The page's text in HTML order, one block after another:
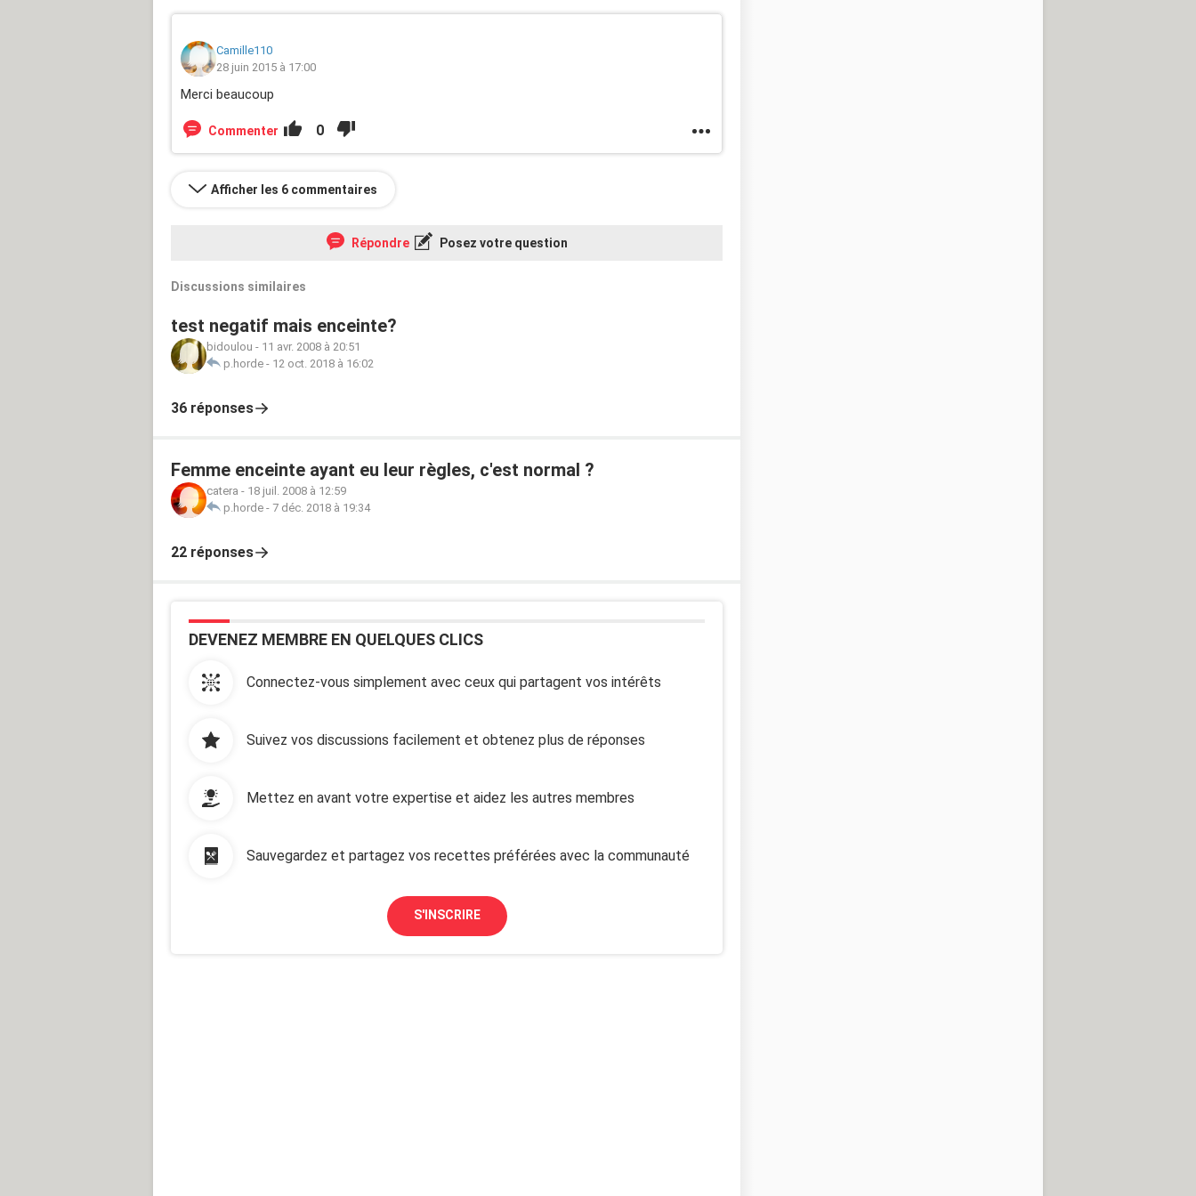
Camille110
28 juin 2015 à 17:00
Merci beaucoup
Commenter 0
Afficher les 6 commentaires
Répondre Posez votre question
Discussions similaires
test negatif mais enceinte?
bidoulou - 11 avr. 2008 à 20:51
p.horde - 12 oct. 2018 à 16:02
36 réponses
Femme enceinte ayant eu leur règles, c'est normal ?
catera - 18 juil. 2008 à 12:59
p.horde - 7 déc. 2018 à 19:34
22 réponses
DEVENEZ MEMBRE EN QUELQUES CLICS
Connectez-vous simplement avec ceux qui partagent vos intérêts
Suivez vos discussions facilement et obtenez plus de réponses
Mettez en avant votre expertise et aidez les autres membres
Sauvegardez et partagez vos recettes préférées avec la communauté
S'INSCRIRE